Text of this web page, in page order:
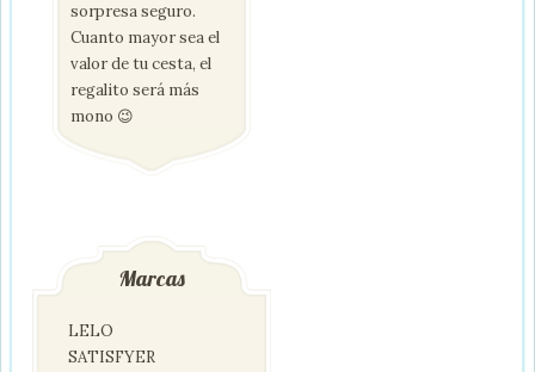
sorpresa seguro.
Cuanto mayor sea el
valor de tu cesta, el
regalito será más
mono 😉
Marcas
LELO
SATISFYER